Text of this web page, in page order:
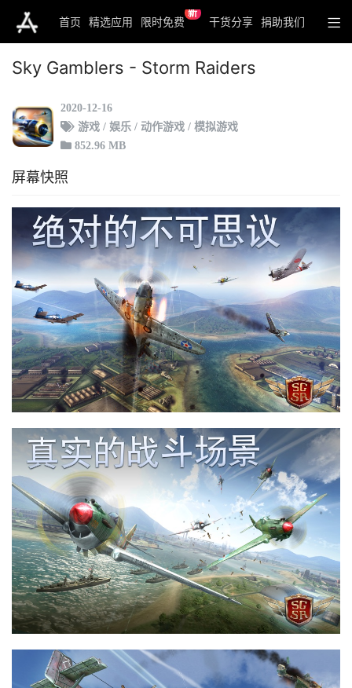
首页 精选应用 限时免费
新
干货分享 捐助我们
Sky Gamblers - Storm Raiders
2020-12-16
游戏 / 娱乐 / 动作游戏 / 模拟游戏
852.96 MB
屏幕快照